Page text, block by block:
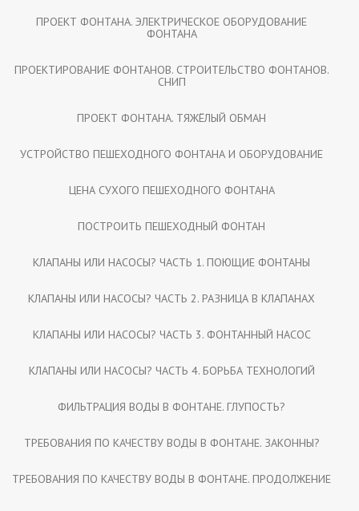
ПРОЕКТ ФОНТАНА. ЭЛЕКТРИЧЕСКОЕ ОБОРУДОВАНИЕ
ФОНТАНА
ПРОЕКТИРОВАНИЕ ФОНТАНОВ. СТРОИТЕЛЬСТВО ФОНТАНОВ.
СНИП
ПРОЕКТ ФОНТАНА. ТЯЖЁЛЫЙ ОБМАН
УСТРОЙСТВО ПЕШЕХОДНОГО ФОНТАНА И ОБОРУДОВАНИЕ
ЦЕНА СУХОГО ПЕШЕХОДНОГО ФОНТАНА
ПОСТРОИТЬ ПЕШЕХОДНЫЙ ФОНТАН
КЛАПАНЫ ИЛИ НАСОСЫ? ЧАСТЬ 1. ПОЮЩИЕ ФОНТАНЫ
КЛАПАНЫ ИЛИ НАСОСЫ? ЧАСТЬ 2. РАЗНИЦА В КЛАПАНАХ
КЛАПАНЫ ИЛИ НАСОСЫ? ЧАСТЬ 3. ФОНТАННЫЙ НАСОС
КЛАПАНЫ ИЛИ НАСОСЫ? ЧАСТЬ 4. БОРЬБА ТЕХНОЛОГИЙ
ФИЛЬТРАЦИЯ ВОДЫ В ФОНТАНЕ. ГЛУПОСТЬ?
ТРЕБОВАНИЯ ПО КАЧЕСТВУ ВОДЫ В ФОНТАНЕ. ЗАКОННЫ?
ТРЕБОВАНИЯ ПО КАЧЕСТВУ ВОДЫ В ФОНТАНЕ. ПРОДОЛЖЕНИЕ